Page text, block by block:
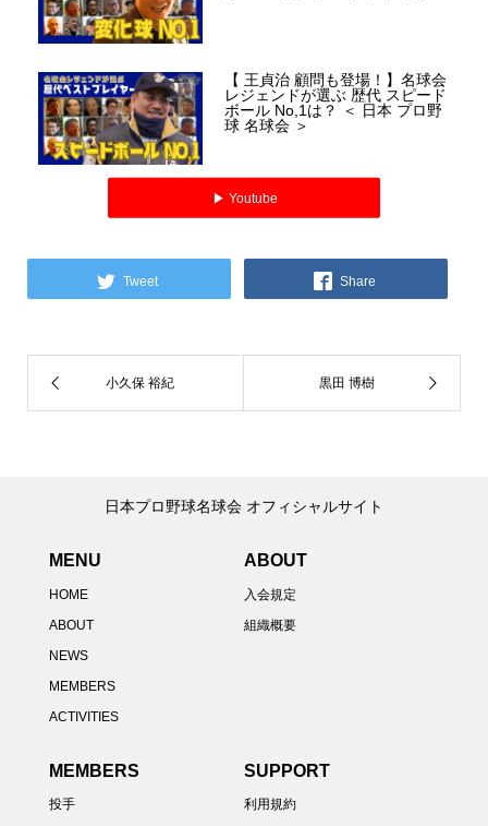
【 王貞治 顧問も登場！】名球会
レジェンドが選ぶ 歴代 スピード
ボール No,1は？ ＜ 日本 プロ野
球 名球会 ＞
▶︎ Youtube
Tweet Share
日本プロ野球名球会 オフィシャルサイト
MENU
HOME
ABOUT
NEWS
MEMBERS
ACTIVITIES
ABOUT
入会規定
組織概要
MEMBERS
投手
SUPPORT
利用規約